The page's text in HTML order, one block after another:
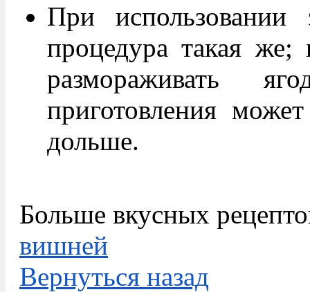
При
процедура такая
размораживать
приготовления
дольше.
Больше вкусных
вишней
Вернуться назад